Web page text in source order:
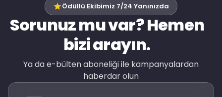
Ödüllü Ekibimiz 7/24 Yanınızda
Sorunuz mu var? Hemen
bizi arayın.
Ya da e-bülten aboneliği ile kampanyalardan
haberdar olun